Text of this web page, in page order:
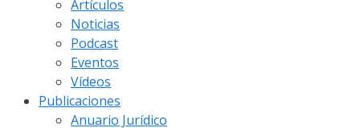
Artículos
Noticias
Podcast
Eventos
Vídeos
Publicaciones
Anuario Jurídico